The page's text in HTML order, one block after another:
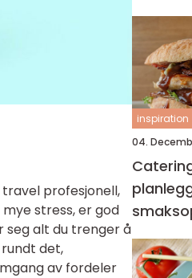
profesjonell,
stress, er god
seg alt du trenger å
det,
av fordeler
inspiration
04.